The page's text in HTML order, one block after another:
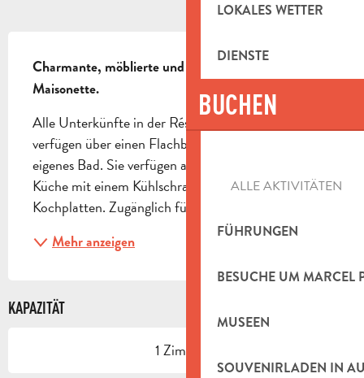
LOKALES WETTER
DIENSTE
BUCHEN
ALLE AKTIVITÄTEN
FÜHRUNGEN
BESUCHE UM MARCEL
MUSEEN
SOUVENIRLADEN IN
Charmante, möblierte und gut ausgestattete
Maisonette.
Alle Unterkünfte in der Résidence Royal Palmeraie
verfügen über einen Flachbildfernseher und ein
eigenes Bad. Sie verfügen außerdem über eine
Küche mit einem Kühlschrank, einer Mikrowelle und
Kochplatten. Zugänglich für Behinderte
Mehr anzeigen
KAPAZITÄT
1 Zimmer